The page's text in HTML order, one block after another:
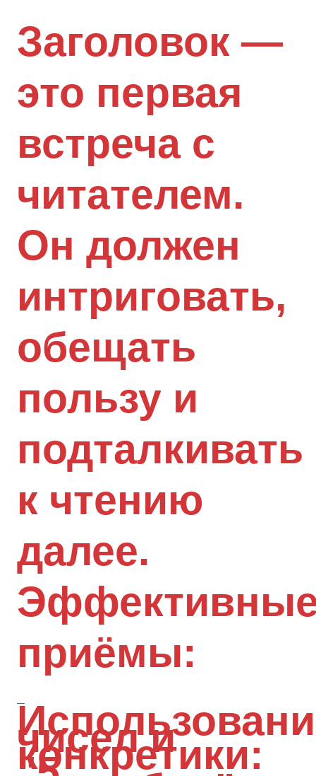
Заголовок —
это первая
встреча с
читателем.
Он должен
интриговать,
обещать
пользу и
подталкивать
к чтению
далее.
приёмы:
чисел и
конкретики: